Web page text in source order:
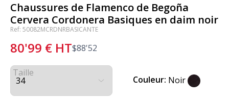
Chaussures de Flamenco de Begoña
Cervera Cordonera Basiques en daim noir
Ref: 50082MCRDNRBASICANTE
80'99 € HT$88'52
Taille
Couleur: Noir